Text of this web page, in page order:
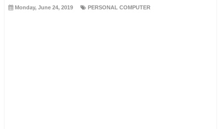
Monday, June 24, 2019 PERSONAL COMPUTER